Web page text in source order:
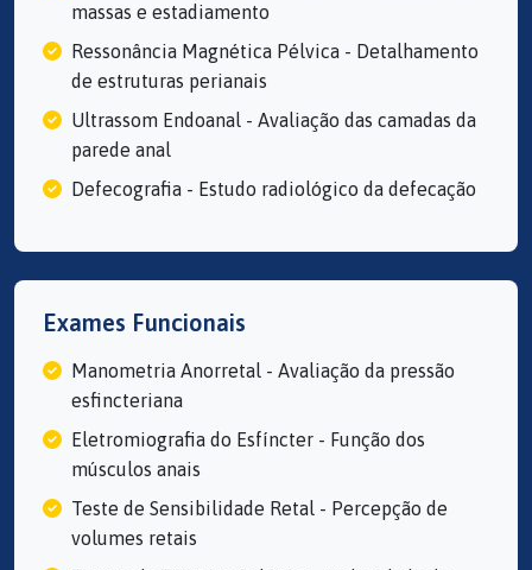
massas e estadiamento
Ressonância Magnética Pélvica - Detalhamento
de estruturas perianais
Ultrassom Endoanal - Avaliação das camadas da
parede anal
Defecografia - Estudo radiológico da defecação
Exames Funcionais
Manometria Anorretal - Avaliação da pressão
esfincteriana
Eletromiografia do Esfíncter - Função dos
músculos anais
Teste de Sensibilidade Retal - Percepção de
volumes retais